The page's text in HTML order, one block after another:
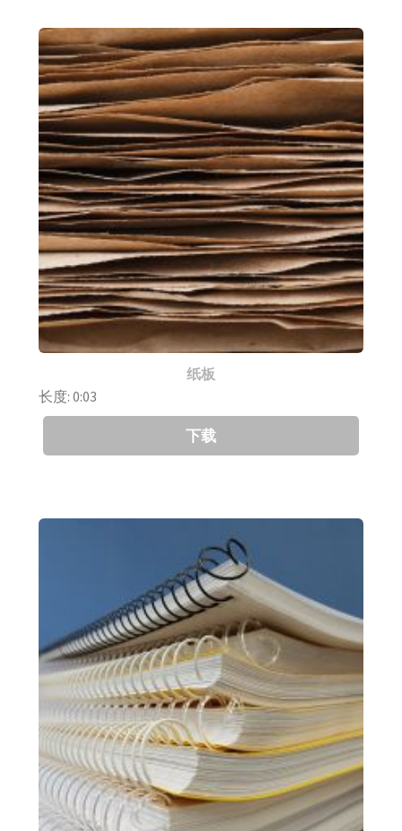
纸板
长度: 0:03
下载